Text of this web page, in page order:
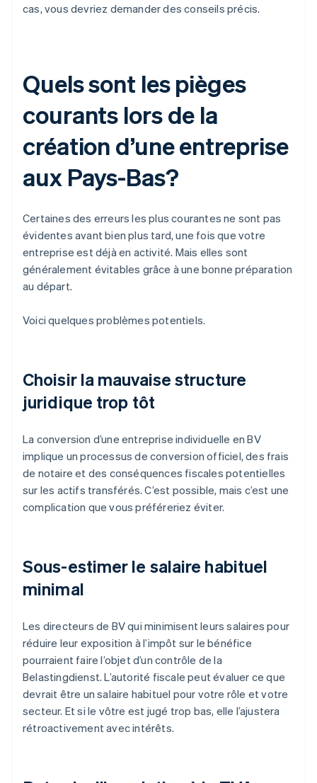
cas, vous devriez demander des conseils précis.
Quels sont les pièges
courants lors de la
création d’une entreprise
aux Pays-Bas?
Certaines des erreurs les plus courantes ne sont pas
évidentes avant bien plus tard, une fois que votre
entreprise est déjà en activité. Mais elles sont
généralement évitables grâce à une bonne préparation
au départ.
Voici quelques problèmes potentiels.
Choisir la mauvaise structure
juridique trop tôt
La conversion d’une entreprise individuelle en BV
implique un processus de conversion officiel, des frais
de notaire et des conséquences fiscales potentielles
sur les actifs transférés. C’est possible, mais c’est une
complication que vous préféreriez éviter.
Sous-estimer le salaire habituel
minimal
Les directeurs de BV qui minimisent leurs salaires pour
réduire leur exposition à l’impôt sur le bénéfice
pourraient faire l’objet d’un contrôle de la
Belastingdienst. L’autorité fiscale peut évaluer ce que
devrait être un salaire habituel pour votre rôle et votre
secteur. Et si le vôtre est jugé trop bas, elle l’ajustera
rétroactivement avec intérêts.